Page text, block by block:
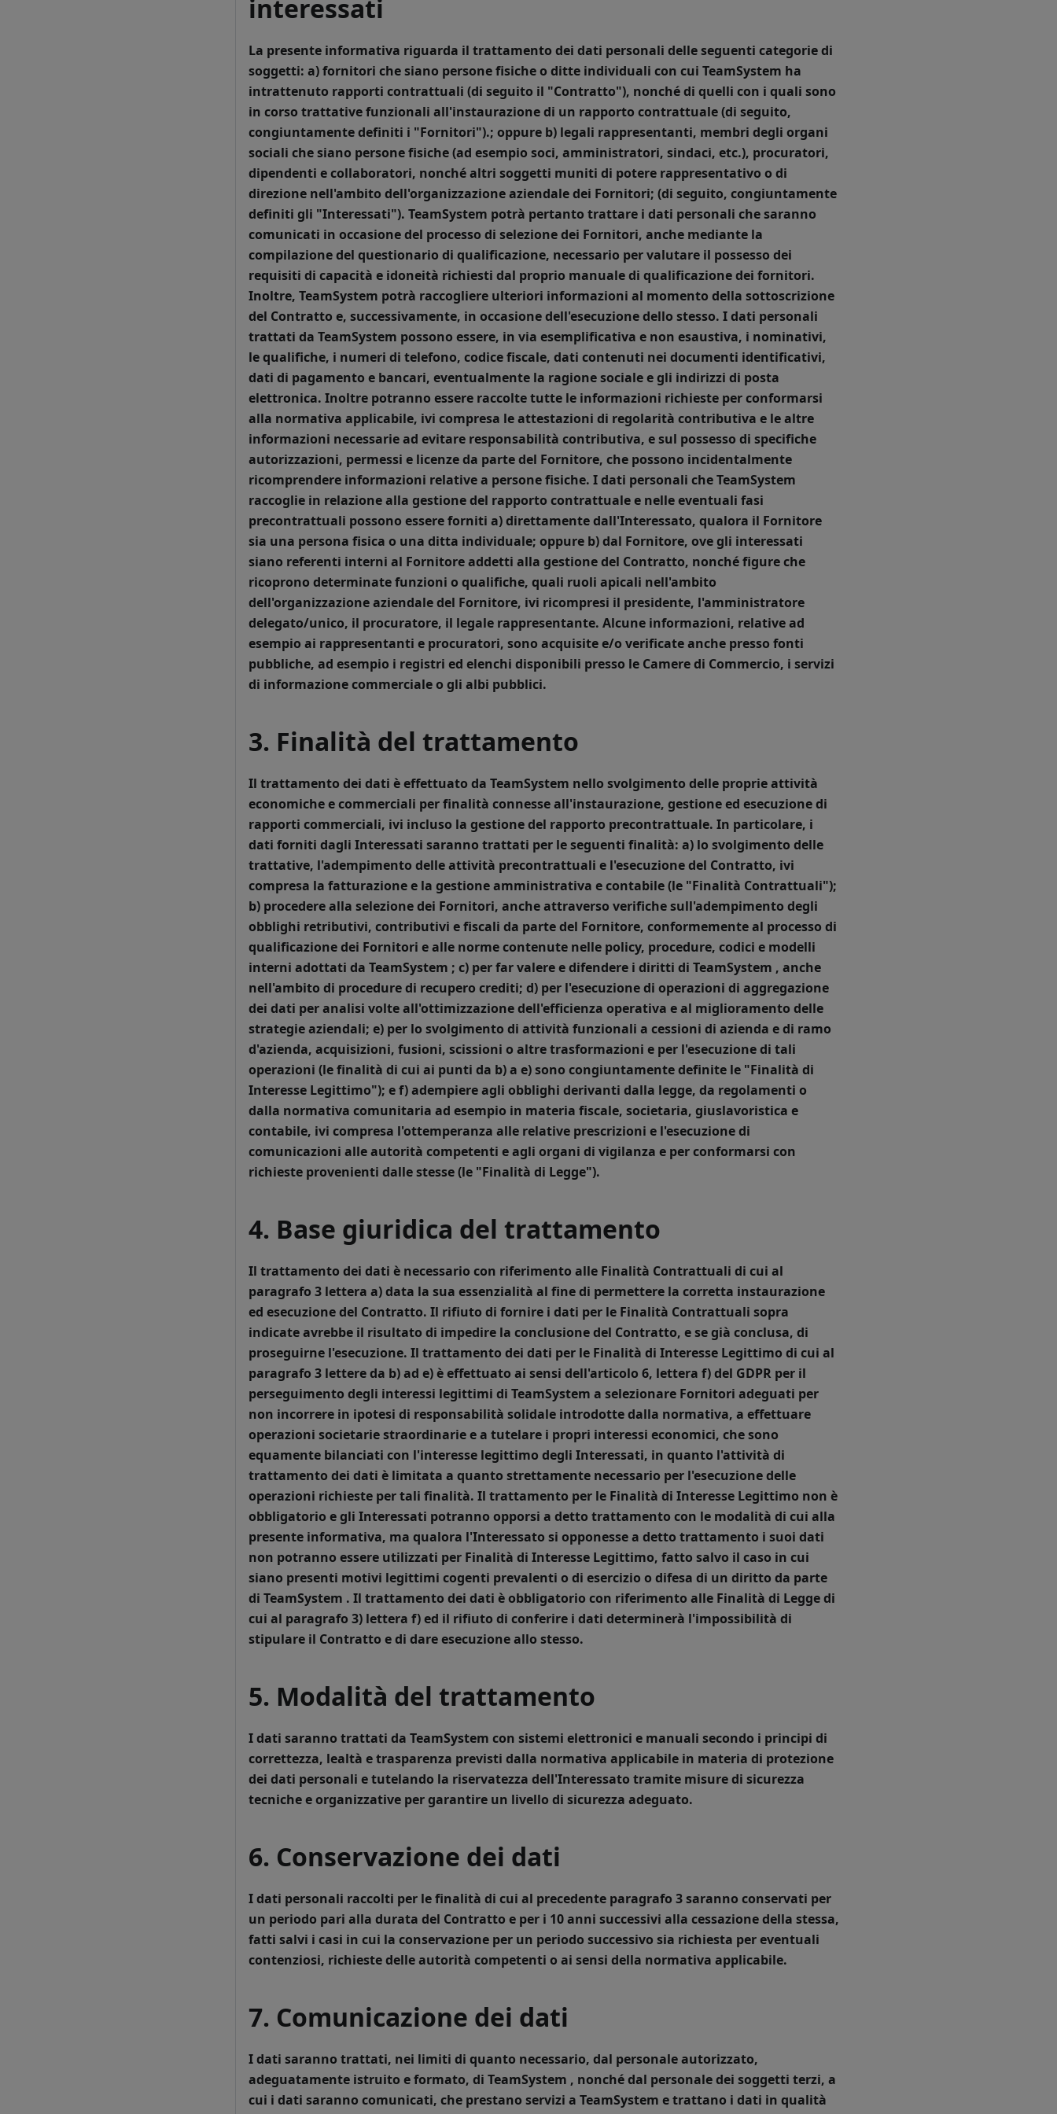
interessati
La presente informativa riguarda il trattamento dei dati personali delle seguenti categorie di
soggetti: a) fornitori che siano persone fisiche o ditte individuali con cui TeamSystem ha
intrattenuto rapporti contrattuali (di seguito il "Contratto"), nonché di quelli con i quali sono
in corso trattative funzionali all'instaurazione di un rapporto contrattuale (di seguito,
congiuntamente definiti i "Fornitori").; oppure b) legali rappresentanti, membri degli organi
sociali che siano persone fisiche (ad esempio soci, amministratori, sindaci, etc.), procuratori,
dipendenti e collaboratori, nonché altri soggetti muniti di potere rappresentativo o di
direzione nell'ambito dell'organizzazione aziendale dei Fornitori; (di seguito, congiuntamente
definiti gli "Interessati"). TeamSystem potrà pertanto trattare i dati personali che saranno
comunicati in occasione del processo di selezione dei Fornitori, anche mediante la
compilazione del questionario di qualificazione, necessario per valutare il possesso dei
requisiti di capacità e idoneità richiesti dal proprio manuale di qualificazione dei fornitori.
Inoltre, TeamSystem potrà raccogliere ulteriori informazioni al momento della sottoscrizione
del Contratto e, successivamente, in occasione dell'esecuzione dello stesso. I dati personali
trattati da TeamSystem possono essere, in via esemplificativa e non esaustiva, i nominativi,
le qualifiche, i numeri di telefono, codice fiscale, dati contenuti nei documenti identificativi,
dati di pagamento e bancari, eventualmente la ragione sociale e gli indirizzi di posta
elettronica. Inoltre potranno essere raccolte tutte le informazioni richieste per conformarsi
alla normativa applicabile, ivi compresa le attestazioni di regolarità contributiva e le altre
informazioni necessarie ad evitare responsabilità contributiva, e sul possesso di specifiche
autorizzazioni, permessi e licenze da parte del Fornitore, che possono incidentalmente
ricomprendere informazioni relative a persone fisiche. I dati personali che TeamSystem
raccoglie in relazione alla gestione del rapporto contrattuale e nelle eventuali fasi
precontrattuali possono essere forniti a) direttamente dall'Interessato, qualora il Fornitore
sia una persona fisica o una ditta individuale; oppure b) dal Fornitore, ove gli interessati
siano referenti interni al Fornitore addetti alla gestione del Contratto, nonché figure che
ricoprono determinate funzioni o qualifiche, quali ruoli apicali nell'ambito
dell'organizzazione aziendale del Fornitore, ivi ricompresi il presidente, l'amministratore
delegato/unico, il procuratore, il legale rappresentante. Alcune informazioni, relative ad
esempio ai rappresentanti e procuratori, sono acquisite e/o verificate anche presso fonti
pubbliche, ad esempio i registri ed elenchi disponibili presso le Camere di Commercio, i servizi
di informazione commerciale o gli albi pubblici.
3. Finalità del trattamento
Il trattamento dei dati è effettuato da TeamSystem nello svolgimento delle proprie attività
economiche e commerciali per finalità connesse all'instaurazione, gestione ed esecuzione di
rapporti commerciali, ivi incluso la gestione del rapporto precontrattuale. In particolare, i
dati forniti dagli Interessati saranno trattati per le seguenti finalità: a) lo svolgimento delle
trattative, l'adempimento delle attività precontrattuali e l'esecuzione del Contratto, ivi
compresa la fatturazione e la gestione amministrativa e contabile (le "Finalità Contrattuali");
b) procedere alla selezione dei Fornitori, anche attraverso verifiche sull'adempimento degli
obblighi retributivi, contributivi e fiscali da parte del Fornitore, conformemente al processo di
qualificazione dei Fornitori e alle norme contenute nelle policy, procedure, codici e modelli
interni adottati da TeamSystem ; c) per far valere e difendere i diritti di TeamSystem , anche
nell'ambito di procedure di recupero crediti; d) per l'esecuzione di operazioni di aggregazione
dei dati per analisi volte all'ottimizzazione dell'efficienza operativa e al miglioramento delle
strategie aziendali; e) per lo svolgimento di attività funzionali a cessioni di azienda e di ramo
d'azienda, acquisizioni, fusioni, scissioni o altre trasformazioni e per l'esecuzione di tali
operazioni (le finalità di cui ai punti da b) a e) sono congiuntamente definite le "Finalità di
Interesse Legittimo"); ef) adempiere agli obblighi derivanti dalla legge, da regolamenti o
dalla normativa comunitaria ad esempio in materia fiscale, societaria, giuslavoristica e
contabile, ivi compresa l'ottemperanza alle relative prescrizioni e l'esecuzione di
comunicazioni alle autorità competenti e agli organi di vigilanza e per conformarsi con
richieste provenienti dalle stesse (le "Finalità di Legge").
4. Base giuridica del trattamento
Il trattamento dei dati è necessario con riferimento alle Finalità Contrattuali di cui al
paragrafo 3 lettera a) data la sua essenzialità al fine di permettere la corretta instaurazione
ed esecuzione del Contratto. Il rifiuto di fornire i dati per le Finalità Contrattuali sopra
indicate avrebbe il risultato di impedire la conclusione del Contratto, e se già conclusa, di
proseguirne l'esecuzione. Il trattamento dei dati per le Finalità di Interesse Legittimo di cui al
paragrafo 3 lettere da b) ad e) è effettuato ai sensi dell'articolo 6, lettera f) del GDPR per il
perseguimento degli interessi legittimi di TeamSystem a selezionare Fornitori adeguati per
non incorrere in ipotesi di responsabilità solidale introdotte dalla normativa, a effettuare
operazioni societarie straordinarie e a tutelare i propri interessi economici, che sono
equamente bilanciati con l'interesse legittimo degli Interessati, in quanto l'attività di
trattamento dei dati è limitata a quanto strettamente necessario per l'esecuzione delle
operazioni richieste per tali finalità. Il trattamento per le Finalità di Interesse Legittimo non è
obbligatorio e gli Interessati potranno opporsi a detto trattamento con le modalità di cui alla
presente informativa, ma qualora l'Interessato si opponesse a detto trattamento i suoi dati
non potranno essere utilizzati per Finalità di Interesse Legittimo, fatto salvo il caso in cui
siano presenti motivi legittimi cogenti prevalenti o di esercizio o difesa di un diritto da parte
di TeamSystem . Il trattamento dei dati è obbligatorio con riferimento alle Finalità di Legge di
cui al paragrafo 3) lettera f) ed il rifiuto di conferire i dati determinerà l'impossibilità di
stipulare il Contratto e di dare esecuzione allo stesso.
5. Modalità del trattamento
I dati saranno trattati da TeamSystem con sistemi elettronici e manuali secondo i principi di
correttezza, lealtà e trasparenza previsti dalla normativa applicabile in materia di protezione
dei dati personali e tutelando la riservatezza dell'Interessato tramite misure di sicurezza
tecniche e organizzative per garantire un livello di sicurezza adeguato.
6. Conservazione dei dati
I dati personali raccolti per le finalità di cui al precedente paragrafo 3 saranno conservati per
un periodo pari alla durata del Contratto e per i 10 anni successivi alla cessazione della stessa,
fatti salvi i casi in cui la conservazione per un periodo successivo sia richiesta per eventuali
contenziosi, richieste delle autorità competenti o ai sensi della normativa applicabile.
7. Comunicazione dei dati
I dati saranno trattati, nei limiti di quanto necessario, dal personale autorizzato,
adeguatamente istruito e formato, di TeamSystem , nonché dal personale dei soggetti terzi, a
cui i dati saranno comunicati, che prestano servizi a TeamSystem e trattano i dati in qualità